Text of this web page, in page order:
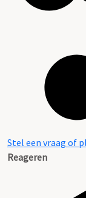
Stel een vraag of
Reageren